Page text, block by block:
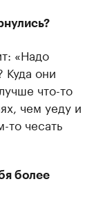
«Надо
Куда они
что-то
чем уеду и
то чесать
более